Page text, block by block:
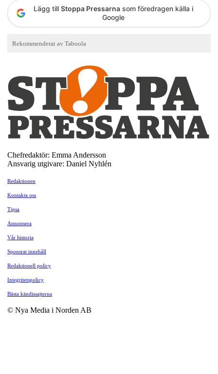
Lägg till Stoppa Pressarna som föredragen källa i
Google
Chefredaktör: Emma Andersson
Ansvarig utgivare: Daniel Nyhlén
Redaktionen
Kontakta oss
Tipsa
Annonsera
Vår historia
Sponsrat innehåll
Redaktionell policy
Integritetspolicy
Bästa kändissajterna
© Nya Media i Norden AB